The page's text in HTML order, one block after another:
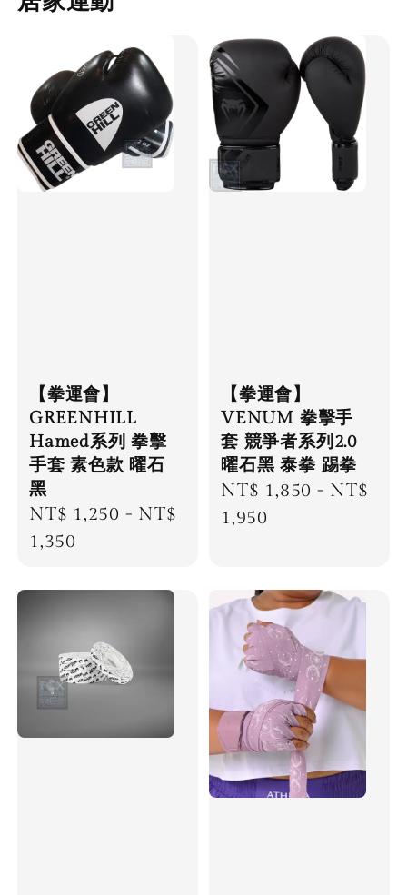
【拳運會】
GREENHILL
Hamed系列 拳擊
手套 素色款 曜石
黑
Regular
price
NT$ 1,250 - NT$
1,350
【拳運會】
VENUM 拳擊手
套 競爭者系列2.0
曜石黑 泰拳 踢拳
Regular
price
NT$ 1,850 - NT$
1,950